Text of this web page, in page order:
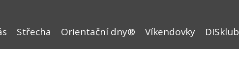
Střecha Orientační dny® Víkendovky DISklub